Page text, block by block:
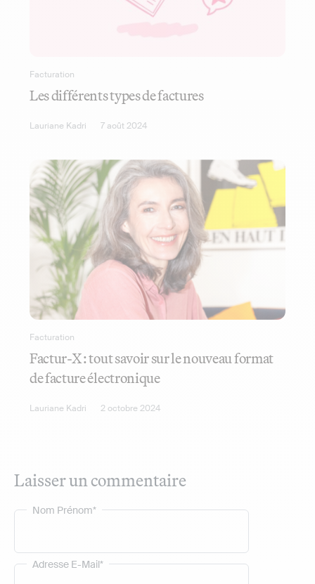
Facturation
Les différents types de factures
Lauriane Kadri 7 août 2024
Facturation
Factur-X : tout savoir sur le nouveau format
de facture électronique
Lauriane Kadri 2 octobre 2024
Laisser un commentaire
Nom Prénom*
Adresse E-Mail*